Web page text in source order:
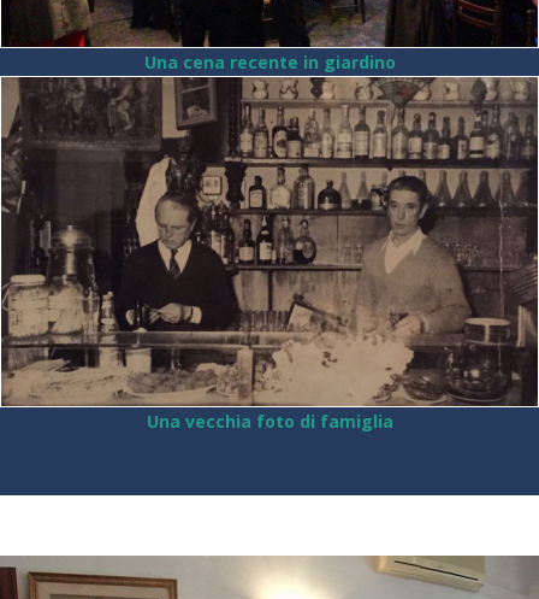
Una cena recente in giardino
Una vecchia foto di famiglia